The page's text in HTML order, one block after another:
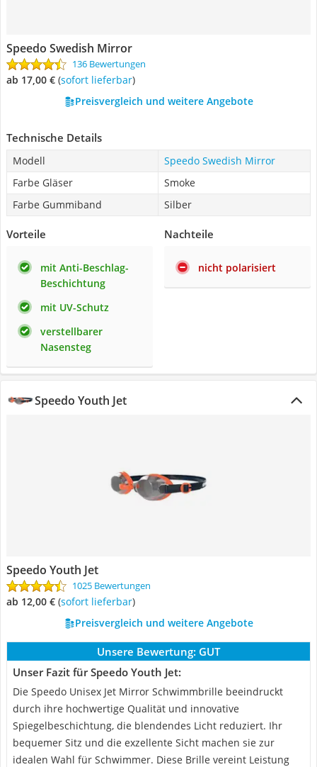
Speedo Swedish Mirror
136 Bewertungen
ab 17,00 € ( Sofort lieferbar)
Preisvergleich und weitere Angebote
Technische Details
Modell
Speedo Swedish Mirror
Farbe Gläser
Smoke
Farbe Gummiband
Silber
Vorteile
mit Anti-Beschlag-
Beschichtung
mit UV-Schutz
verstellbarer
Nasensteg
Nachteile
nicht polarisiert
Speedo Youth Jet
Speedo Youth Jet
1025 Bewertungen
ab 12,00 € ( Sofort lieferbar)
Preisvergleich und weitere Angebote
Unsere Bewertung: GUT
Unser Fazit für Speedo Youth Jet:
Die Speedo Unisex Jet Mirror Schwimmbrille beeindruckt
durch ihre hochwertige Qualität und innovative
Spiegelbeschichtung, die blendendes Licht reduziert. Ihr
bequemer Sitz und die exzellente Sicht machen sie zur
idealen Wahl für Schwimmer. Diese Brille vereint Leistung